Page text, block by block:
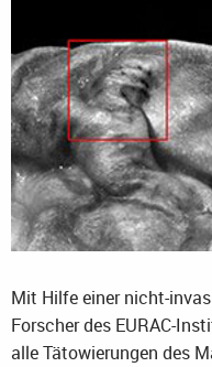
Mit Hilfe einer nicht-
Forscher des EURAC-
alle Tätowierungen des